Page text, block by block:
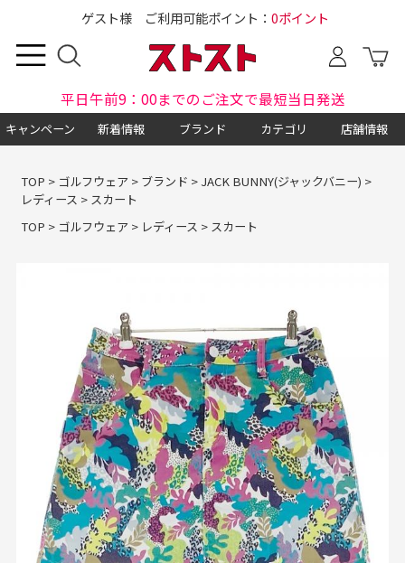
ゲスト様 ご利用可能ポイント： 0ポイント
平日午前9：00までのご注文で最短当日発送
キャンペーン 新着情報 ブランド カテゴリ 店舗情報
TOP > ゴルフウェア > ブランド > JACK BUNNY(ジャックバニー) >
レディース > スカート
TOP > ゴルフウェア > レディース > スカート